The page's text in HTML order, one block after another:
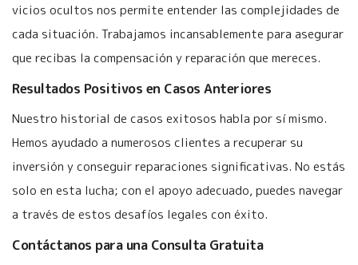
vicios ocultos nos permite entender las complejidades de
cada situación. Trabajamos incansablemente para asegurar
que recibas la compensación y reparación que mereces.
Resultados Positivos en Casos Anteriores
Nuestro historial de casos exitosos habla por sí mismo.
Hemos ayudado a numerosos clientes a recuperar su
inversión y conseguir reparaciones significativas. No estás
solo en esta lucha; con el apoyo adecuado, puedes navegar
a través de estos desafíos legales con éxito.
Contáctanos para una Consulta Gratuita